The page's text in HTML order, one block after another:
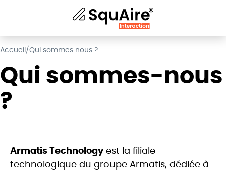
Accueil /Qui sommes nous ?
Qui sommes-nous
?
Armatis Technologyest la filiale
technologique du groupe Armatis, dédiée à